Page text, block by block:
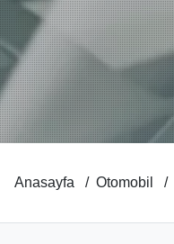
Anasayfa Otomobil